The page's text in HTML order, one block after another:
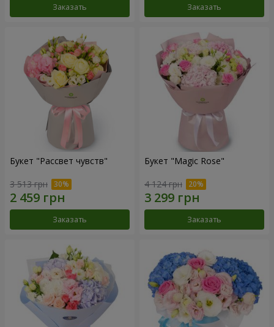
Заказать Заказать
Букет "Рассвет чувств"
3 513 грн
Заказать
Букет "Magic Rose"
4 124 грн
Заказать